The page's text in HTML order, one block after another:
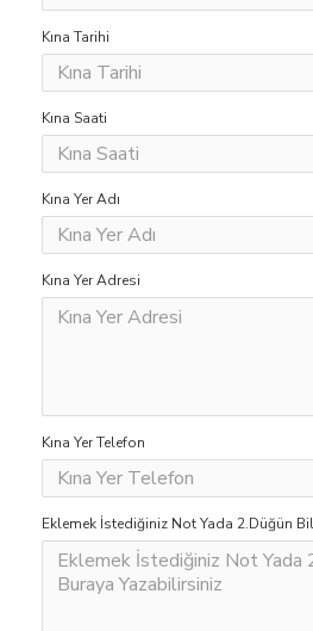
Kına Tarihi
Kına Saati
Kına Yer Adı
Kına Yer Adresi
Kına Yer Telefon
Eklemek İstediğiniz Not Yada 2.Düğün